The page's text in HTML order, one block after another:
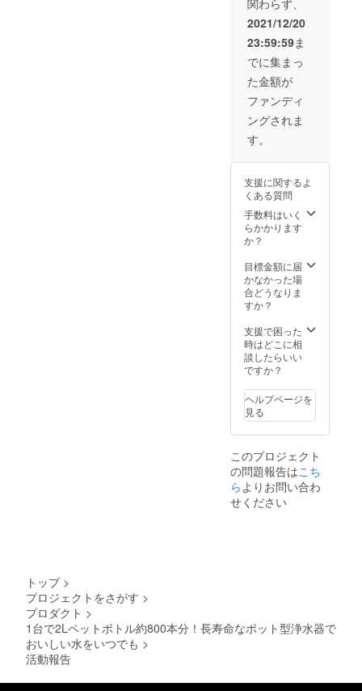
価格と
なりま
す。
関わらず、
2021/12/20
23:59:59ま
でに集まっ
た金額が
ファンディ
ングされま
す。
支援に関するよ
くある質問
手数料はいく
らかかります
か？
目標金額に届
かなかった場
合どうなりま
すか？
支援で困った
時はどこに相
談したらいい
ですか？
ヘルプページを
見る
このプロジェクト
の問題報告はこち
らよりお問い合わ
せください
トップ >
プロジェクトをさがす >
プロダクト >
1台で2Lペットボトル約800本分！長寿命なポット型浄水器で
おいしい水をいつでも >
活動報告